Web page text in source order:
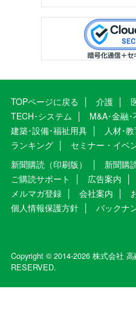
TOPページに戻る 介護
TECH･システム
M&A･金融
建築･設備･福祉用具
人材･
ランキング
セミナー・イベ
新聞購読（印刷版）
新聞購
ご購読サポート
広告案内
メルマガ登録
会社案内
個人情報保護方針
バックナ
Copyright © 2014-2026 株式会社
RESERVED.